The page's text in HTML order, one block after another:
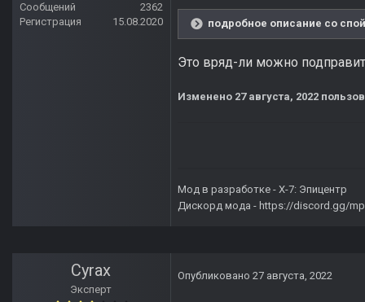
Сообщений
2362
Регистрация
15.08.2020 подробное описание со
Это вряд-ли можно
Изменено 27 августа, 2022
Мод в разработке - X-7: Эпицентр
Дискорд мода - https://discord.gg/
Cyrax
Эксперт
Опубликовано 27 августа, 2022